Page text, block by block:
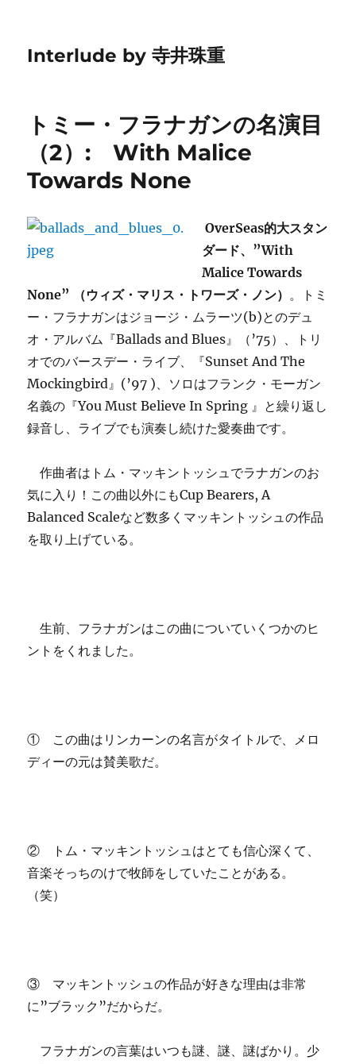
Interlude by 寺井珠重
トミー・フラナガンの名演目
（2）: With Malice
Towards None
OverSeas的大スタン
ダード、”With
Malice Towards
None” （ウィズ・マリス・トワーズ・ノン） 。トミ
ー・フラナガンはジョージ・ムラーツ(b)とのデュ
オ・アルバム『Ballads and Blues』（’75）、トリ
オでのバースデー・ライブ、『Sunset And The
Mockingbird』(’97 )、ソロはフランク・モーガン
名義の『You Must Believe In Spring 』と繰り返し
録音し、ライブでも演奏し続けた愛奏曲です。
作曲者はトム・マッキントッシュでラナガンのお
気に入り！この曲以外にもCup Bearers, A
Balanced Scaleなど数多くマッキントッシュの作品
を取り上げている。
生前、フラナガンはこの曲についていくつかのヒ
ントをくれました。
① この曲はリンカーンの名言がタイトルで、メロ
ディーの元は賛美歌だ。
② トム・マッキントッシュはとても信心深くて、
音楽そっちのけで牧師をしていたことがある。
（笑）
③ マッキントッシュの作品が好きな理由は非常
に”ブラック”だからだ。
フラナガンの言葉はいつも謎、謎、謎ばかり。少